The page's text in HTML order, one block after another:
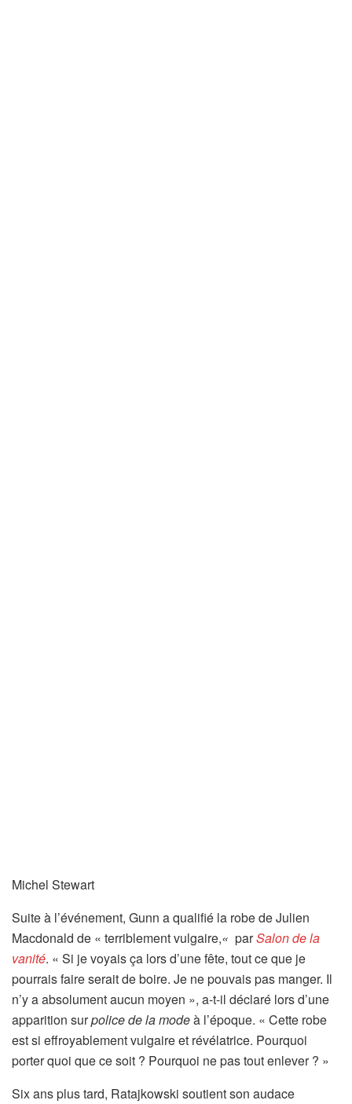
Michel Stewart
Suite à l’événement, Gunn a qualifié la robe de Julien
Macdonald de « terriblement vulgaire,« parSalon de la
vanité. « Si je voyais ça lors d’une fête, tout ce que je
pourrais faire serait de boire. Je ne pouvais pas manger. Il
n’y a absolument aucun moyen », a-t-il déclaré lors d’une
apparition surpolice de la modeà l’époque. « Cette robe
est si effroyablement vulgaire et révélatrice. Pourquoi
porter quoi que ce soit ? Pourquoi ne pas tout enlever ? »
Six ans plus tard, Ratajkowski soutient son audace